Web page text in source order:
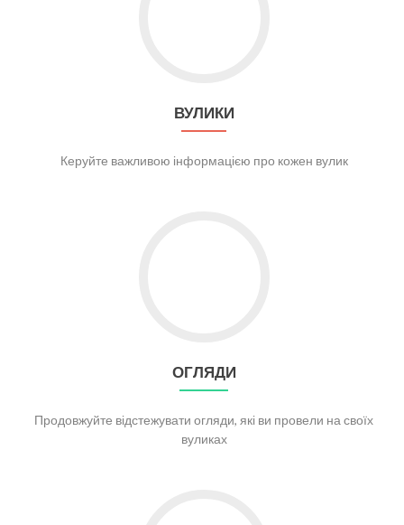
ВУЛИКИ
Керуйте важливою інформацією про кожен вулик
ОГЛЯДИ
Продовжуйте відстежувати огляди, які ви провели на своїх
вуликах